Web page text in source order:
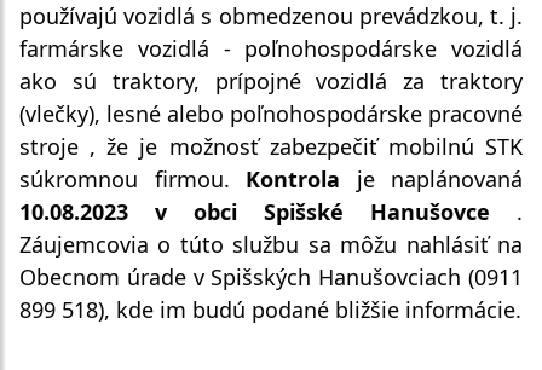
používajú vozidlá s obmedzenou prevádzkou, t. j.
farmárske vozidlá - poľnohospodárske vozidlá
ako sú traktory, prípojné vozidlá za traktory
(vlečky), lesné alebo poľnohospodárske pracovné
stroje , že je možnosť zabezpečiť mobilnú STK
súkromnou firmou. Kontrola
10.08.2023 v obci Spišské Hanušovce .
Záujemcovia o túto službu sa môžu nahlásiť na
Obecnom úrade v Spišských Hanušovciach (0911
899 518), kde im budú podané bližšie informácie.